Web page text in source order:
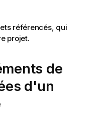
référencés, qui
projet.
de
d'un